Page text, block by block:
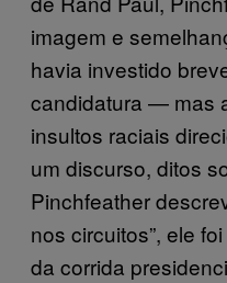
imagem e
havia investido
candidatura — mas
insultos raciais
um discurso, ditos
Pinchfeather
nos circuitos”, ele
da corrida